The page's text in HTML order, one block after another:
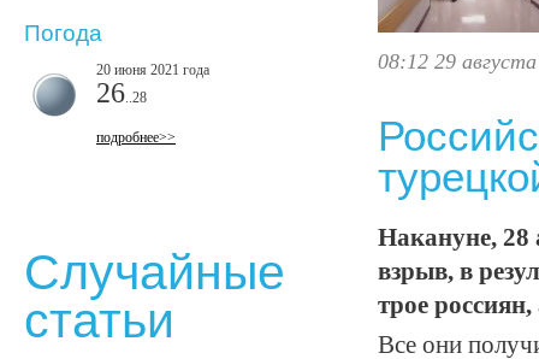
08:12 29
Накануне, 28
взрыв, в
трое
Все они
Погода
20 июня 2021 года
26 ..28
подробнее>>
Случайные
статьи